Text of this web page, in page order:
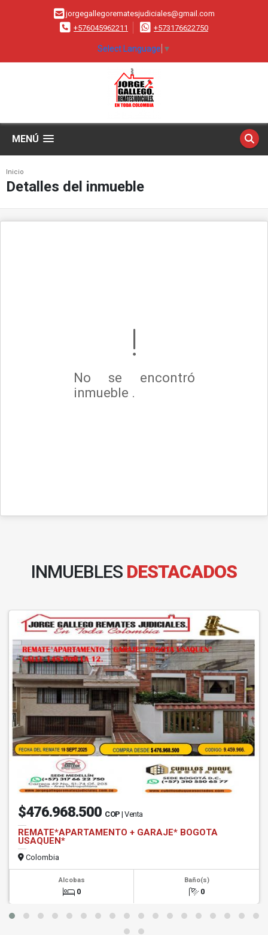
jorgegallegorematesjudiciales@gmail.com
+576045962211
+573176622750
Select Language ▼
MENÚ
Inicio
Detalles del inmueble
No se encontró
inmueble .
INMUEBLES DESTACADOS
$476.968.500 COP | Venta
REMATE*APARTAMENTO + GARAJE* BOGOTA
USAQUEN*
Colombia
Alcobas
0
Baño(s)
0